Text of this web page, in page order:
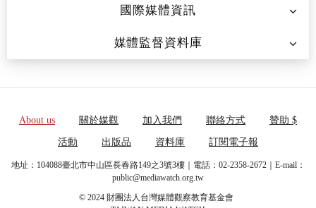
國際媒體資訊
媒體監督資料庫
About us 關於媒觀 加入我們 聯絡方式 贊助 $
活動 出版品 資料庫 訂閱電子報
地址：104088臺北市中山區長春路149之3號3樓｜電話：02-2358-2672｜E-mail：
public@mediawatch.org.tw
© 2024 財團法人台灣媒體觀察教育基金會